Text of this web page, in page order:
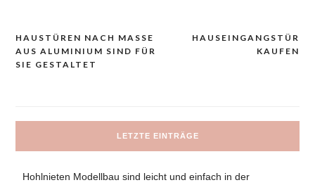
Navigacija
prispevka
HAUSTÜREN NACH MASSE A
US ALUMINIUM SIND FÜR S
IE GESTALTET
HAUSEINGANGSTÜR
KAUFEN
LETZTE EINTRÄGE
Hohlnieten Modellbau sind leicht und einfach in der